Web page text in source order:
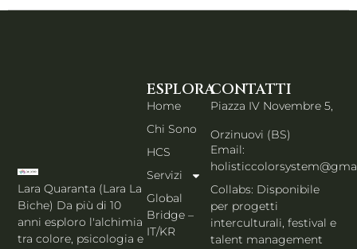
Lara Quaranta (Lara La
Biche) Da più di 10
anni esploro l'alchimia
tra colore, psicologia e
ESPLORA
Home
Chi Sono
HCS
Servizi
Global
Bridge –
IT/KR
CONTATTI
Piazza IV Novembre 5,
Orzinuovi (BS)
Email:
Collabs: Disponibile
per progetti
interculturali, festival e
talent management